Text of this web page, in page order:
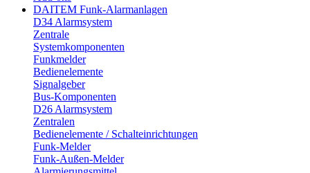
DAITEM Funk-Alarmanlagen
D34 Alarmsystem
Zentrale
Systemkomponenten
Funkmelder
Bedienelemente
Signalgeber
Bus-Komponenten
D26 Alarmsystem
Zentralen
Bedienelemente / Schalteinrichtungen
Funk-Melder
Funk-Außen-Melder